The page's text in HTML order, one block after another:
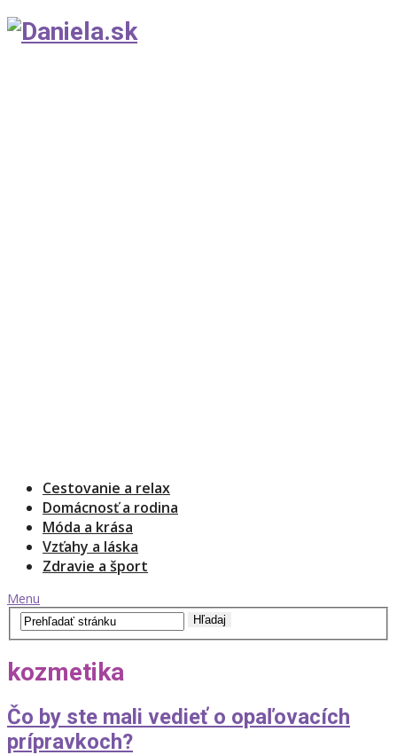
Cestovanie a relax
Domácnosť a rodina
Móda a krása
Vzťahy a láska
Zdravie a šport
Menu
kozmetika
Čo by ste mali vedieť o opaľovacích
prípravkoch?